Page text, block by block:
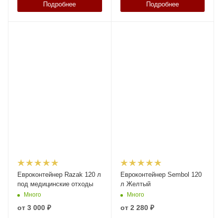
Подробнее Подробнее
Евроконтейнер Razak 120 л
под медицинские отходы
Много
от 3 000 ₽
Евроконтейнер Sembol 120
л Желтый
Много
от 2 280 ₽